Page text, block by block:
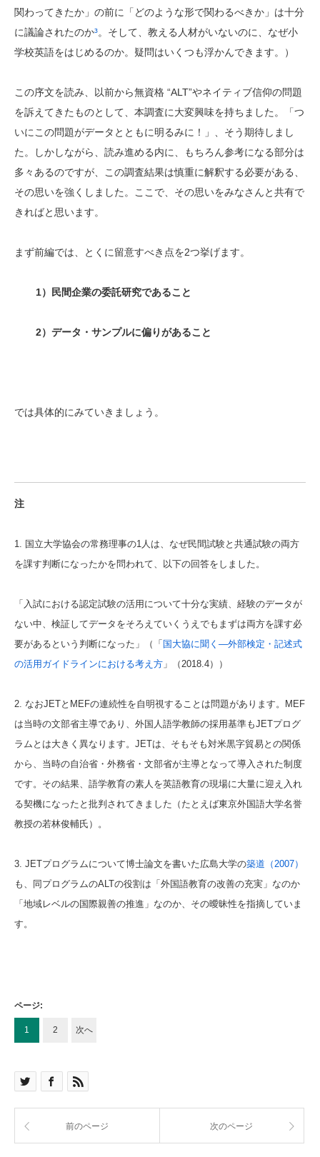
関わってきたか」の前に「どのような形で関わるべきか」は十分
に議論されたのか³。そして、教える人材がいないのに、なぜ小
学校英語をはじめるのか。疑問はいくつも浮かんできます。）
この序文を読み、以前から無資格 “ALT”やネイティブ信仰の問題
を訴えてきたものとして、本調査に大変興味を持ちました。「つ
いにこの問題がデータとともに明るみに！」、そう期待しまし
た。しかしながら、読み進める内に、もちろん参考になる部分は
多々あるのですが、この調査結果は慎重に解釈する必要がある、
その思いを強くしました。ここで、その思いをみなさんと共有で
きればと思います。
まず前編では、とくに留意すべき点を2つ挙げます。
1）民間企業の委託研究であること
2）データ・サンプルに偏りがあること
では具体的にみていきましょう。
注
1. 国立大学協会の常務理事の1人は、なぜ民間試験と共通試験の両方
を課す判断になったかを問われて、以下の回答をしました。
「入試における認定試験の活用について十分な実績、経験のデータが
ない中、検証してデータをそろえていくうえでもまずは両方を課す必
要があるという判断になった」
（「 国大協に聞く―外部検定・記述式
の活用ガイドラインにおける考え方 」（2018.4））
2. なおJETとMEFの連続性を自明視することは問題があります。MEF
は当時の文部省主導であり、外国人語学教師の採用基準もJETプログ
ラムとは大きく異なります。JETは、そもそも対米黒字貿易との関係
から、当時の自治省・外務省・文部省が主導となって導入された制度
です。その結果、語学教育の素人を英語教育の現場に大量に迎え入れ
る契機になったと批判されてきました（たとえば東京外国語大学名誉
教授の若林俊輔氏）。
3. JETプログラムについて博士論文を書いた広島大学の築道（2007）
も、同プログラムのALTの役割は「外国語教育の改善の充実」なのか
「地域レベルの国際親善の推進」なのか、その曖昧性を指摘していま
す。
ページ:
次へ
1 2
前のページ 次のページ